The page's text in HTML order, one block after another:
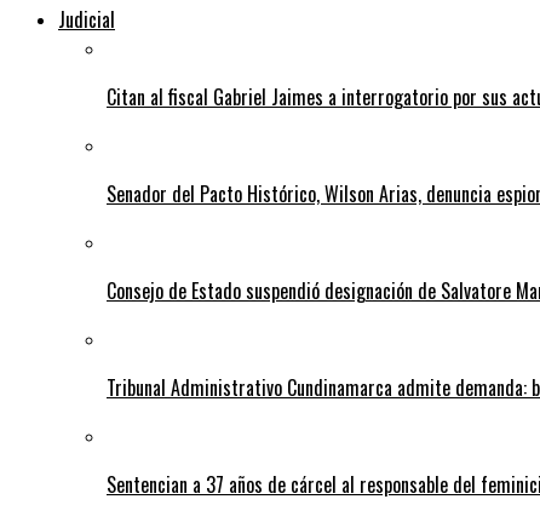
Judicial
Citan al fiscal Gabriel Jaimes a interrogatorio por sus
Senador del Pacto Histórico, Wilson Arias, denuncia
Consejo de Estado suspendió designación de Salvatore
Tribunal Administrativo Cundinamarca admite demanda:
Sentencian a 37 años de cárcel al responsable del